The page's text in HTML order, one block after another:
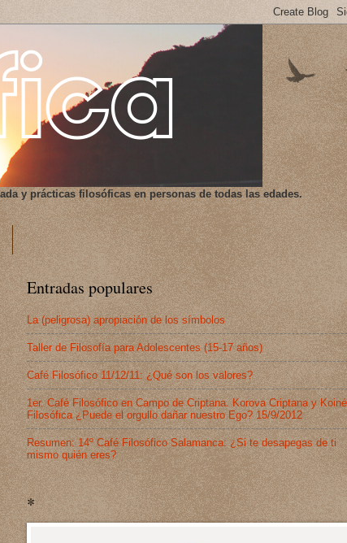
y prácticas filosóficas en personas de todas las edades.
Entradas populares
La (peligrosa) apropiación de los símbolos
Taller de Filosofía para Adolescentes (15-17 años)
Café Filosófico 11/12/11: ¿Qué son los valores?
1er. Café Filosófico en Campo de Criptana. Korova Criptana y Koiné
Filosófica ¿Puede el orgullo dañar nuestro Ego? 15/9/2012
Resumen: 14º Café Filosófico Salamanca: ¿Si te desapegas de ti
mismo quién eres?
*